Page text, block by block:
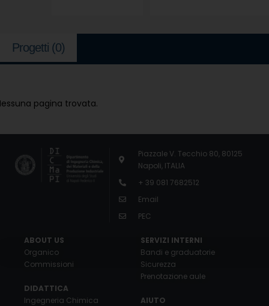
Progetti (0)
pagina trovata.
Piazzale V. Tecchio 80, 80125
Napoli, ITALIA
+ 39 081 7682512
Email
PEC
ABOUT US
Organico
Commissioni
DIDATTICA
Ingegneria Chimica
SERVIZI INTERNI
Bandi e graduatorie
Sicurezza
Prenotazione aule
AIUTO